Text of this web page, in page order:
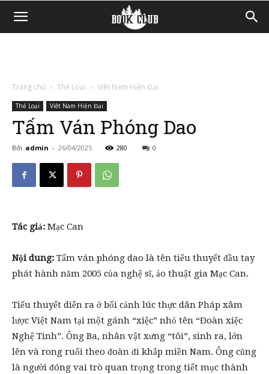
Trang chủ Thể Loại Viêt Nam Hiện Đại
Thể Loại Viêt Nam Hiện Đại
Tấm Ván Phóng Dao
Bởi admin - 26/04/2025 280 0
Tác giả: Mạc Can
Nội dung: Tấm ván phóng dao là tên tiểu thuyết đầu tay
phát hành năm 2005 của nghệ sĩ, ảo thuật gia Mạc Can.
Tiểu thuyết diễn ra ở bối cảnh lúc thực dân Pháp xâm
lược Việt Nam tại một gánh “xiệc” nhỏ tên “Đoàn xiệc
Nghệ Tinh”. Ông Ba, nhân vật xưng “tôi”, sinh ra, lớn
lên và rong ruổi theo đoàn đi khắp miền Nam. Ông cũng
là người đóng vai trò quan trọng trong tiết mục thành